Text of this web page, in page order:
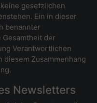
gesetzlichen
Ein in dieser
benannter
der
Verantwortlichen
Zusammenhang
Newsletters